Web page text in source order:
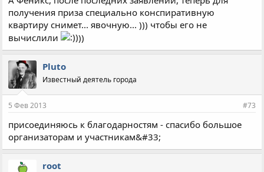
получения приза специально конспиративную
квартиру снимет... явочную... ))) чтобы его не
вычислили
))
Pluto
Известный деятель города
5 Фев 2013 #73
присоединяюсь к благодарностям - спасибо большое
организаторам и участникам&#33;
root